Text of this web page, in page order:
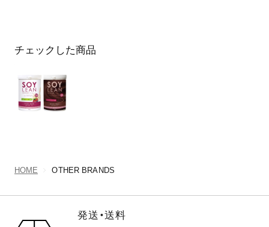
チェックした商品
HOME OTHER BRANDS
発送・送料